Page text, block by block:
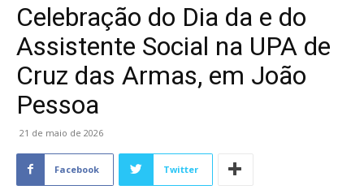
Celebração do Dia da e do
Assistente Social na UPA de
Cruz das Armas, em João
Pessoa
21 de maio de 2026
Facebook Twitter